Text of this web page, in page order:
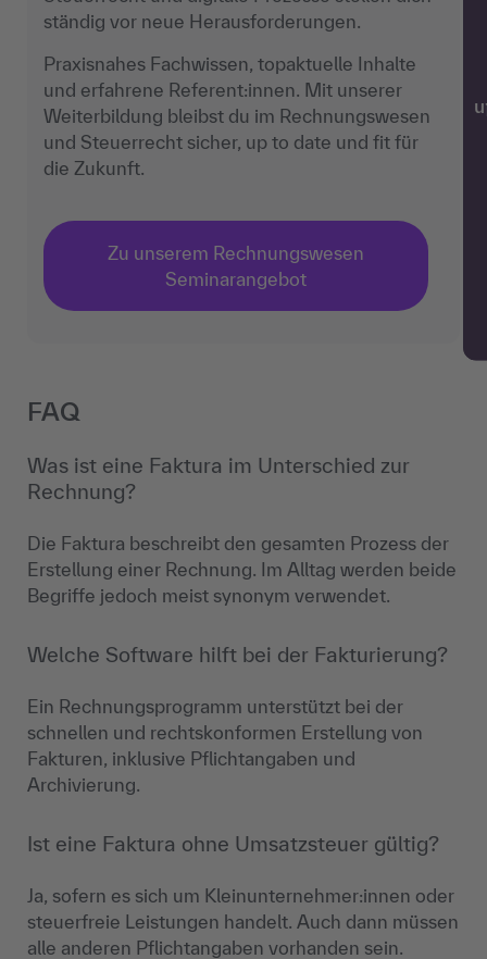
ständig vor neue Herausforderungen.
Praxisnahes Fachwissen, topaktuelle Inhalte
und erfahrene Referent:innen. Mit unserer
Weiterbildung bleibst du im Rechnungswesen
und Steuerrecht sicher, up to date und fit für
die Zukunft.
Zu unserem Rechnungswesen
Seminarangebot
FAQ
Was ist eine Faktura im Unterschied zur
Rechnung?
Die Faktura beschreibt den gesamten Prozess der
Erstellung einer Rechnung. Im Alltag werden beide
Begriffe jedoch meist synonym verwendet.
Welche Software hilft bei der Fakturierung?
Ein Rechnungsprogramm unterstützt bei der
schnellen und rechtskonformen Erstellung von
Fakturen, inklusive Pflichtangaben und
Archivierung.
Ist eine Faktura ohne Umsatzsteuer gültig?
Ja, sofern es sich um Kleinunternehmer:innen oder
steuerfreie Leistungen handelt. Auch dann müssen
alle anderen Pflichtangaben vorhanden sein.